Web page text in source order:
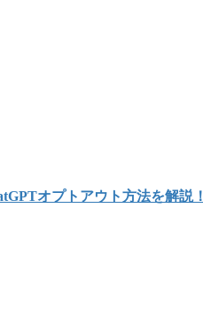
オプトアウト方法を解説！